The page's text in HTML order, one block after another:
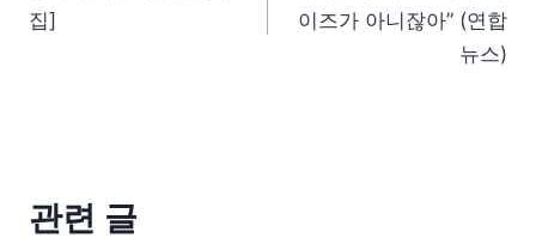
집]
이즈가 아니잖아” (연합
뉴스)
관련 글